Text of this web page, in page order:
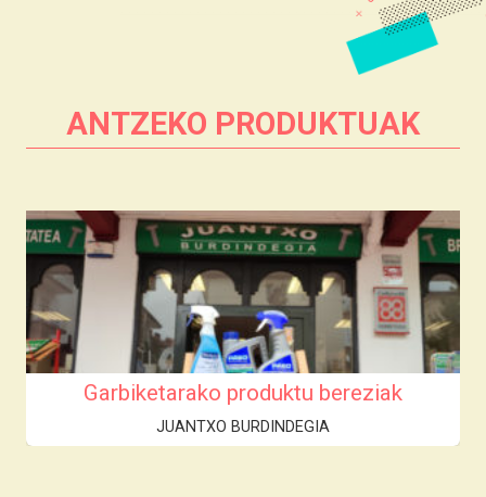
ANTZEKO PRODUKTUAK
Garbiketarako produktu bereziak
JUANTXO BURDINDEGIA